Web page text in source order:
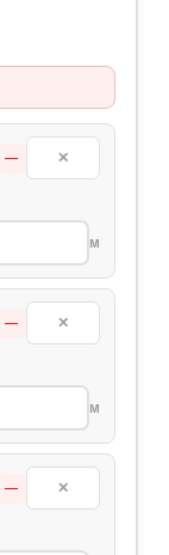
— ✕
м
— ✕
м
— ✕